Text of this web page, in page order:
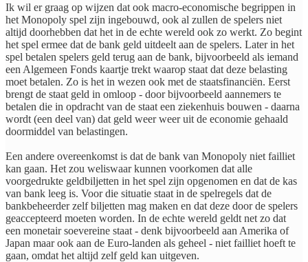
Ik wil er graag op wijzen dat ook macro-economische begrippen in
het Monopoly spel zijn ingebouwd, ook al zullen de spelers niet
altijd doorhebben dat het in de echte wereld ook zo werkt. Zo begint
het spel ermee dat de bank geld uitdeelt aan de spelers. Later in het
spel betalen spelers geld terug aan de bank, bijvoorbeeld als iemand
een Algemeen Fonds kaartje trekt waarop staat dat deze belasting
moet betalen. Zo is het in wezen ook met de staatsfinanciën. Eerst
brengt de staat geld in omloop - door bijvoorbeeld aannemers te
betalen die in opdracht van de staat een ziekenhuis bouwen - daarna
wordt (een deel van) dat geld weer weer uit de economie gehaald
doormiddel van belastingen.
Een andere overeenkomst is dat de bank van Monopoly niet failliet
kan gaan. Het zou weliswaar kunnen voorkomen dat alle
voorgedrukte geldbiljetten in het spel zijn opgenomen en dat de kas
van bank leeg is. Voor die situatie staat in de spelregels dat de
bankbeheerder zelf biljetten mag maken en dat deze door de spelers
geaccepteerd moeten worden. In de echte wereld geldt net zo dat
een monetair soevereine staat - denk bijvoorbeeld aan Amerika of
Japan maar ook aan de Euro-landen als geheel - niet failliet hoeft te
gaan, omdat het altijd zelf geld kan uitgeven.